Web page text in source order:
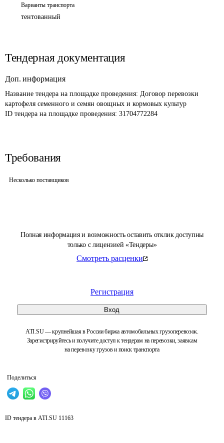
Полная информация и возможность оставить отклик доступны
только с лицензией «Тендеры»
Смотреть расценки
Регистрация
Вход
ATI.SU — крупнейшая в России биржа автомобильных грузоперевозок.
Зарегистрируйтесь и получите доступ к тендерам на перевозки, заявкам
на перевозку грузов и поиск транспорта
Поделиться
Варианты транспорта
тентованный
Тендерная документация
Доп. информация
Название тендера на площадке проведения: Договор перевозки
картофеля семенного и семян овощных и кормовых культур
ID тендера на площадке проведения: 31704772284
Требования
Несколько поставщиков
ID тендера в ATI.SU 11163